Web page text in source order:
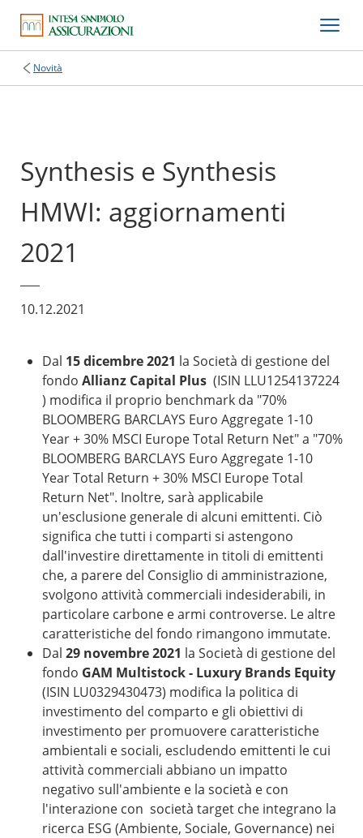
Novità
Synthesis e Synthesis
HMWI: aggiornamenti
2021
10.12.2021
Dal 15 dicembre 2021 la Società di gestione del
fondo Allianz Capital Plus(ISIN LLU1254137224
) modifica il proprio benchmark da "70%
BLOOMBERG BARCLAYS Euro Aggregate 1-10
Year + 30% MSCI Europe Total Return Net" a "70%
BLOOMBERG BARCLAYS Euro Aggregate 1-10
Year Total Return + 30% MSCI Europe Total
Return Net". Inoltre, sarà applicabile
un'esclusione generale di alcuni emittenti. Ciò
significa che tutti i comparti si astengono
dall'investire direttamente in titoli di emittenti
che, a parere del Consiglio di amministrazione,
svolgono attività commerciali indesiderabili, in
particolare carbone e armi controverse. Le altre
caratteristiche del fondo rimangono immutate.
Dal 29 novembre 2021 la Società di gestione del
fondo GAM Multistock - Luxury Brands Equity
(ISIN LU0329430473) modifica la politica di
investimento del comparto e gli obiettivi di
investimento per promuovere caratteristiche
ambientali e sociali, escludendo emittenti le cui
attività commerciali abbiano un impatto
negativo sull'ambiente e la società e con
l'interazione con società target che integrano la
ricerca ESG (Ambiente, Sociale, Governance) nei